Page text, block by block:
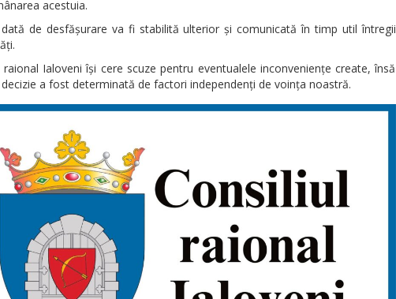
acestuia.
de desfășurare va fi stabilită ulterior și comunicată în timp util întregii
raional Ialoveni își cere scuze pentru eventualele inconveniențe create, însă
a fost determinată de factori independenți de voința noastră.